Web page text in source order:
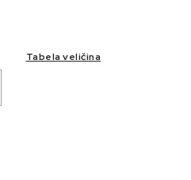
Tabela veličina